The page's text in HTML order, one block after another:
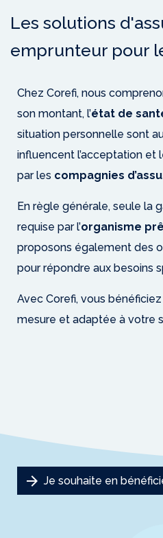
Les solutions
emprunteur pour
Chez Corefi, nous
son montant, l’état de
situation personnelle sont
influencent l’acceptation et
par les compagnies
En règle générale, seule la
requise par l’organisme
proposons également des
pour répondre aux besoins
Avec Corefi, vous
mesure et adaptée à votre
arrow_forward Je souhaite en